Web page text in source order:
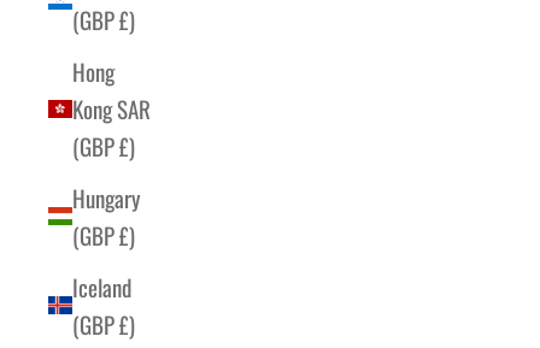
(GBP £)
Hong
Kong SAR
(GBP £)
Hungary
(GBP £)
Iceland
(GBP £)